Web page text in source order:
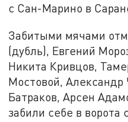
с Сан-Марино в
Забитыми мячами
(дубль), Евгений
Никита Кривцов,
Мостовой, Александр
Батраков, Арсен
забили себе в ворота